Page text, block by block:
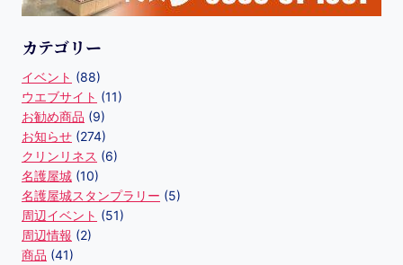
カテゴリー
イベント (88)
ウエブサイト (11)
お勧め商品 (9)
お知らせ (274)
クリンリネス (6)
名護屋城 (10)
名護屋城スタンプラリー (5)
周辺イベント (51)
周辺情報 (2)
商品 (41)